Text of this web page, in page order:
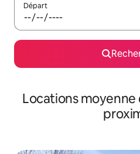
Départ
Locations